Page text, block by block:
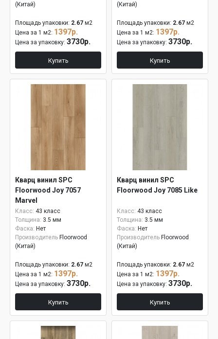
(Китай)
Площадь упаковки: 2.67 м2
Цена за 1 м2: 1397р.
Цена за упаковку: 3730р.
Купить
(Китай)
Площадь упаковки: 2.67 м2
Цена за 1 м2: 1397р.
Цена за упаковку: 3730р.
Купить
Кварц винил SPC
Floorwood Joy 7057
Marvel
Класс: 43 класс
Толщина: 3.5 мм
Фаска: Нет
Производитель Floorwood
(Китай)
Площадь упаковки: 2.67 м2
Цена за 1 м2: 1397р.
Цена за упаковку: 3730р.
Купить
Кварц винил SPC
Floorwood Joy 7085 Like
Класс: 43 класс
Толщина: 3.5 мм
Фаска: Нет
Производитель Floorwood
(Китай)
Площадь упаковки: 2.67 м2
Цена за 1 м2: 1397р.
Цена за упаковку: 3730р.
Купить